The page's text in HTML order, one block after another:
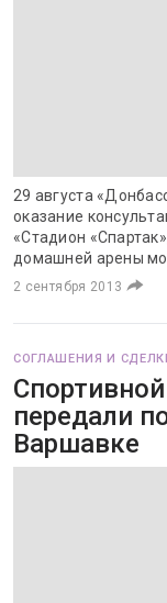
29 августа
оказание
«Стадион
домашней арены
2 сентября 2013
СОГЛАШЕНИЯ И
передали
Варшавке